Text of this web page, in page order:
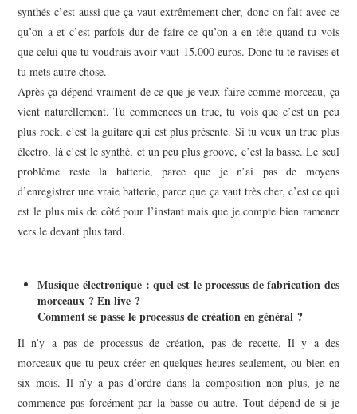
synthés c’est aussi que ça vaut extrêmement cher, donc on fait avec ce
qu’on a et c’est parfois dur de faire ce qu’on a en tête quand tu vois
que celui que tu voudrais avoir vaut 15.000 euros. Donc tu te ravises et
tu mets autre chose.
Après ça dépend vraiment de ce que je veux faire comme morceau, ça
vient naturellement. Tu commences un truc, tu vois que c’est un peu
plus rock, c’est la guitare qui est plus présente. Si tu veux un truc plus
électro, là c’est le synthé, et un peu plus groove, c’est la basse. Le seul
problème reste la batterie, parce que je n’ai pas de moyens
d’enregistrer une vraie batterie, parce que ça vaut très cher, c’est ce qui
est le plus mis de côté pour l’instant mais que je compte bien ramener
vers le devant plus tard.
Musique électronique : quel est le processus de fabrication des
morceaux ? En live ?
Comment se passe le processus de création en général ?
Il n’y a pas de processus de création, pas de recette. Il y a des
morceaux que tu peux créer en quelques heures seulement, ou bien en
six mois. Il n’y a pas d’ordre dans la composition non plus, je ne
commence pas forcément par la basse ou autre. Tout dépend de si je